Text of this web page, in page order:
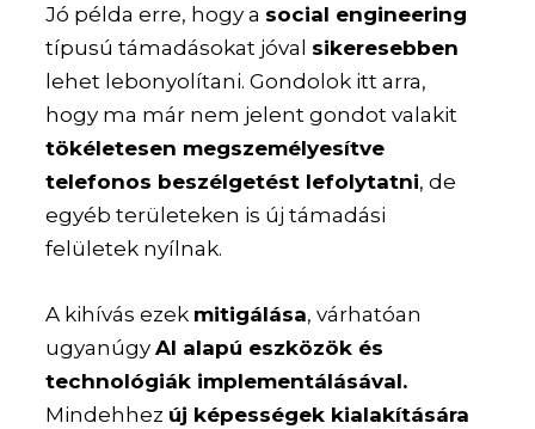
Jó példa erre, hogy a social engineering
típusú támadásokat jóval sikeresebben
lehet lebonyolítani. Gondolok itt arra,
hogy ma már nem jelent gondot valakit
tökéletesen megszemélyesítve
telefonos beszélgetést lefolytatni, de
egyéb területeken is új támadási
felületek nyílnak.
A kihívás ezek mitigálása, várhatóan
ugyanúgyAI alapú eszközök és
technológiák implementálásával.
Mindehhez új képességek kialakítására